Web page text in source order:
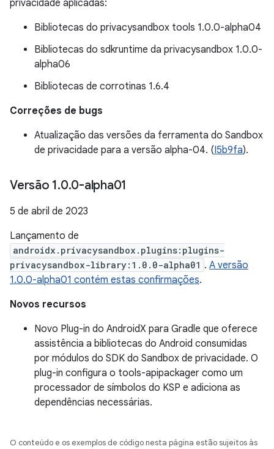
privacidade aplicadas:
Bibliotecas do privacysandbox tools 1.0.0-alpha04
Bibliotecas do sdkruntime da privacysandbox 1.0.0-
alpha06
Bibliotecas de corrotinas 1.6.4
Correções de bugs
Atualização das versões da ferramenta do Sandbox
de privacidade para a versão alpha-04. (I5b9fa).
Versão 1.0.0-alpha01
5 de abril de 2023
Lançamento de
androidx.privacysandbox.plugins:plugins-
privacysandbox-library:1.0.0-alpha01 . A versão
1.0.0-alpha01 contém estas confirmações.
Novos recursos
Novo Plug-in do AndroidX para Gradle que oferece
assistência a bibliotecas do Android consumidas
por módulos do SDK do Sandbox de privacidade. O
plug-in configura o tools-apipackager como um
processador de símbolos do KSP e adiciona as
dependências necessárias.
O conteúdo e os exemplos de código nesta página estão sujeitos às